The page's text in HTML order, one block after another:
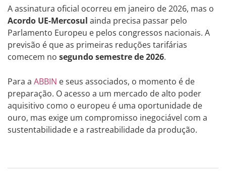
A assinatura oficial ocorreu em janeiro de 2026, mas o
Acordo UE-Mercosul ainda precisa passar pelo
Parlamento Europeu e pelos congressos nacionais. A
previsão é que as primeiras reduções tarifárias
comecem no segundo semestre de 2026.
Para a ABBIN e seus associados, o momento é de
preparação. O acesso a um mercado de alto poder
aquisitivo como o europeu é uma oportunidade de
ouro, mas exige um compromisso inegociável com a
sustentabilidade e a rastreabilidade da produção.